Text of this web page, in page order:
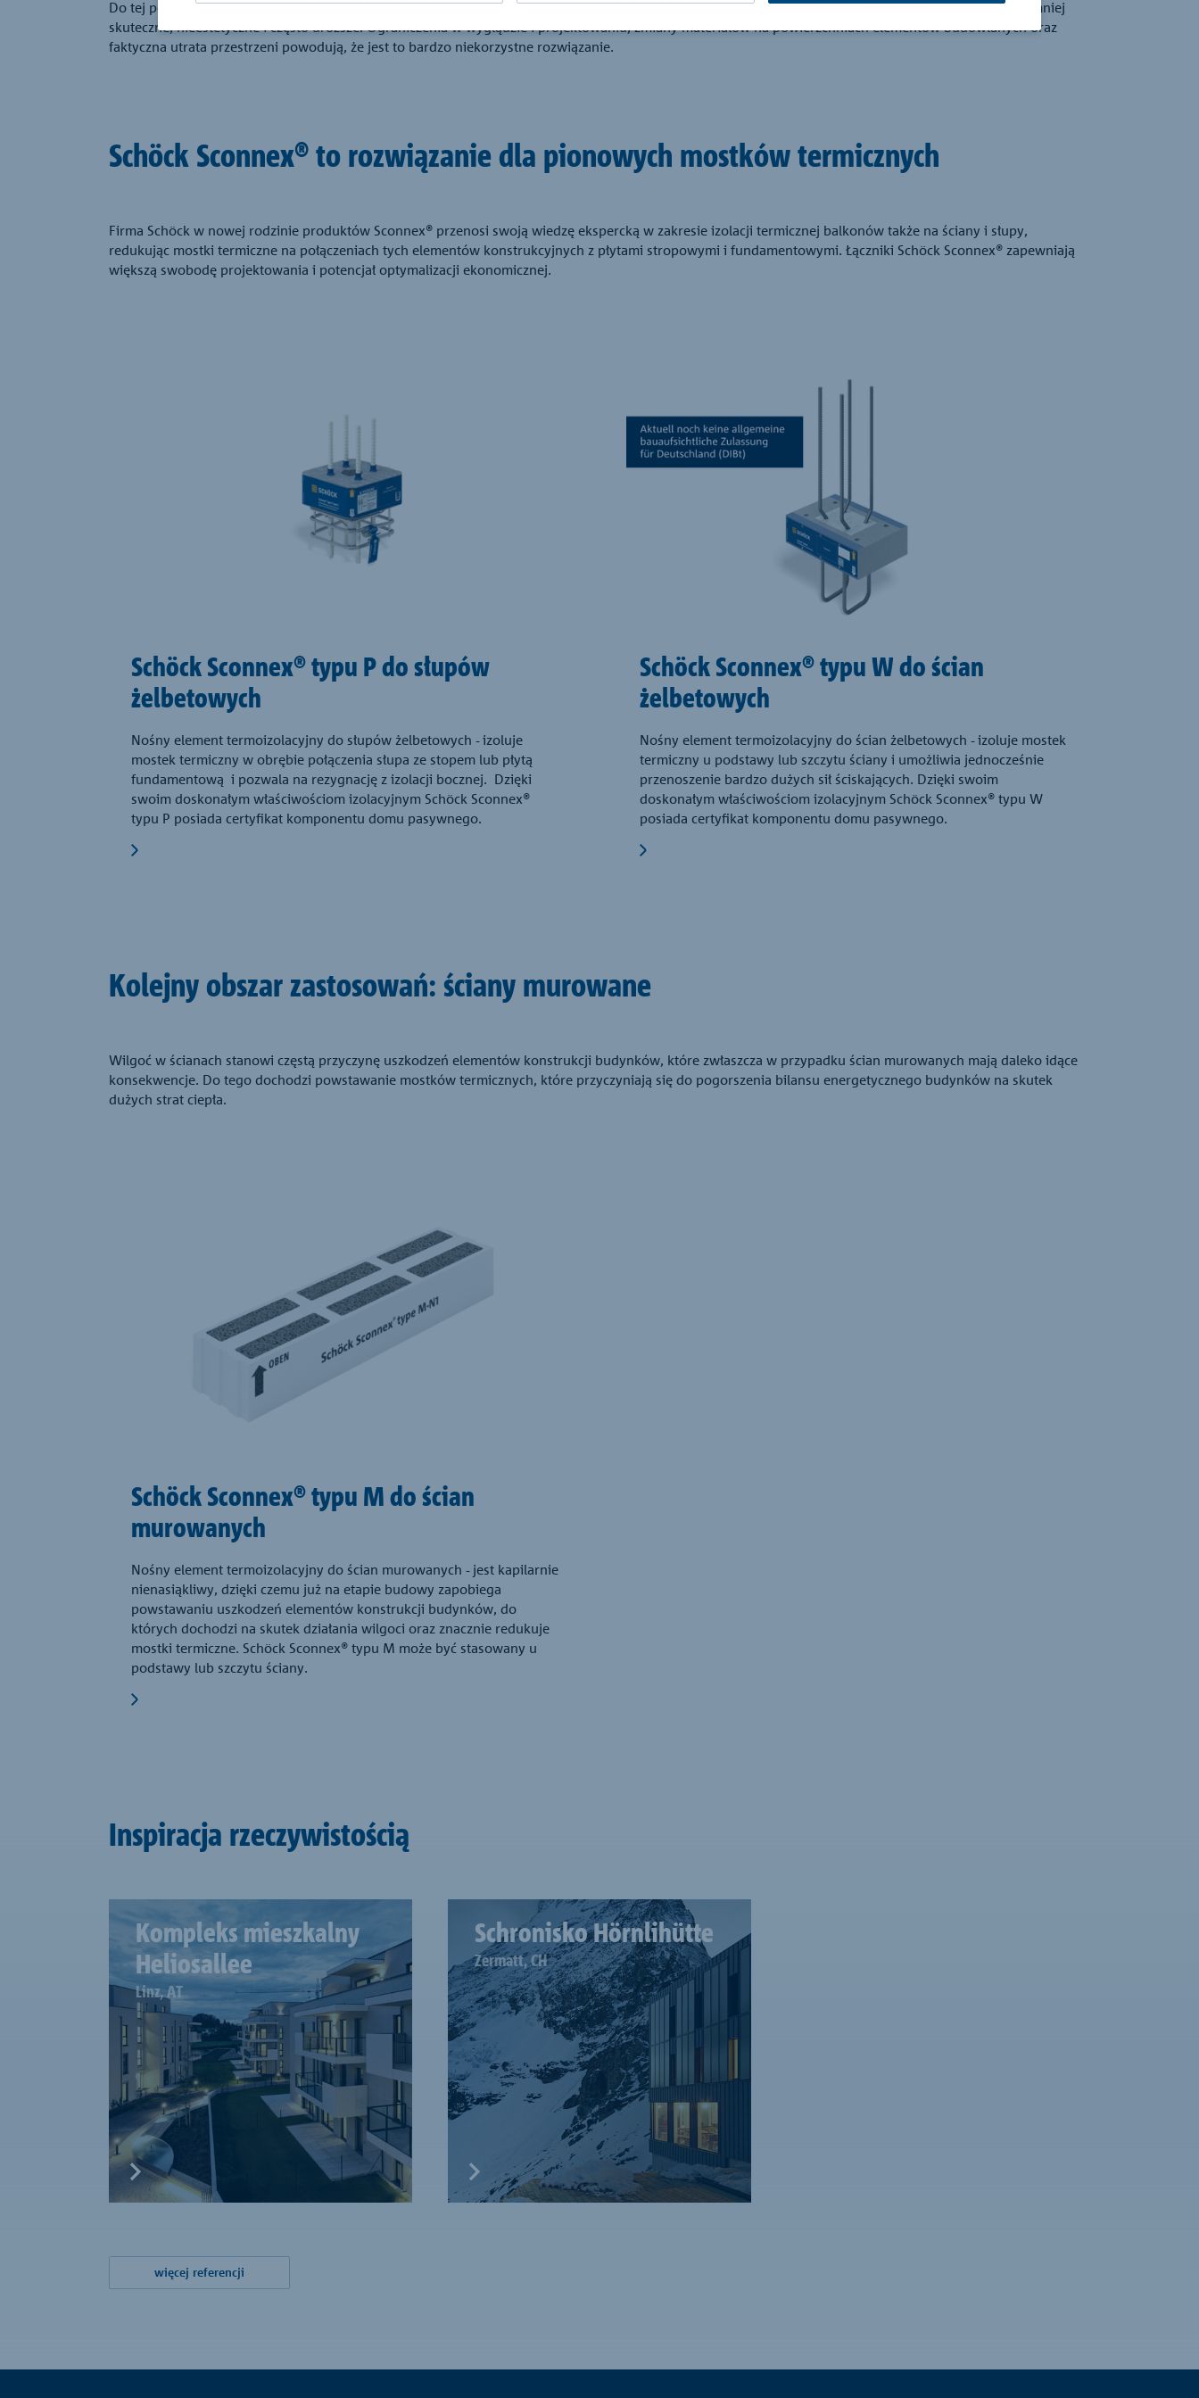
Do tej pory jedynym sposobem ograniczenia strat ciepła i ryzyka uszkodzeń konstrukcji ścian i słupów żelbetowych była izolacja boczna – rozwiązanie mniej
skuteczne, nieestetyczne i często droższe. Ograniczenia w wyglądzie i projektowaniu, zmiany materiałów na powierzchniach elementów budowlanych oraz
faktyczna utrata przestrzeni powodują, że jest to bardzo niekorzystne rozwiązanie.
Schöck Sconnex® to rozwiązanie dla pionowych mostków termicznych
Firma Schöck w nowej rodzinie produktów Sconnex® przenosi swoją wiedzę ekspercką w zakresie izolacji termicznej balkonów także na ściany i słupy,
redukując mostki termiczne na połączeniach tych elementów konstrukcyjnych z płytami stropowymi i fundamentowymi. Łączniki Schöck Sconnex® zapewniają
większą swobodę projektowania i potencjał optymalizacji ekonomicznej.
Schöck Sconnex® typu P do słupów
żelbetowych
Nośny element termoizolacyjny do słupów żelbetowych - izoluje
mostek termiczny w obrębie połączenia słupa ze stopem lub płytą
fundamentową i pozwala na rezygnację z izolacji bocznej. Dzięki
swoim doskonałym właściwościom izolacyjnym Schöck Sconnex®
typu P posiada certyfikat komponentu domu pasywnego.
Schöck Sconnex® typu W do ścian
żelbetowych
Nośny element termoizolacyjny do ścian żelbetowych - izoluje mostek
termiczny u podstawy lub szczytu ściany i umożliwia jednocześnie
przenoszenie bardzo dużych sił ściskających. Dzięki swoim
doskonałym właściwościom izolacyjnym Schöck Sconnex® typu W
posiada certyfikat komponentu domu pasywnego.
Kolejny obszar zastosowań: ściany murowane
Wilgoć w ścianach stanowi częstą przyczynę uszkodzeń elementów konstrukcji budynków, które zwłaszcza w przypadku ścian murowanych mają daleko idące
konsekwencje. Do tego dochodzi powstawanie mostków termicznych, które przyczyniają się do pogorszenia bilansu energetycznego budynków na skutek
dużych strat ciepła.
Schöck Sconnex® typu M do ścian
murowanych
Nośny element termoizolacyjny do ścian murowanych - jest kapilarnie
nienasiąkliwy, dzięki czemu już na etapie budowy zapobiega
powstawaniu uszkodzeń elementów konstrukcji budynków, do
których dochodzi na skutek działania wilgoci oraz znacznie redukuje
mostki termiczne. Schöck Sconnex® typu M może być stasowany u
podstawy lub szczytu ściany.
Inspiracja rzeczywistością
Kompleks mieszkalny
Heliosallee
Linz, AT
Schronisko Hörnlihütte
Zermatt, CH
więcej referencji